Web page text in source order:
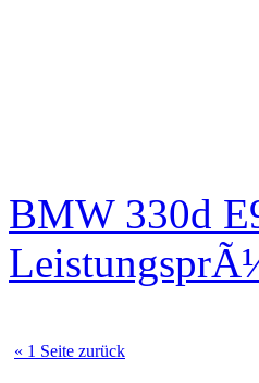
BMW 330d
« 1 Seite zurück